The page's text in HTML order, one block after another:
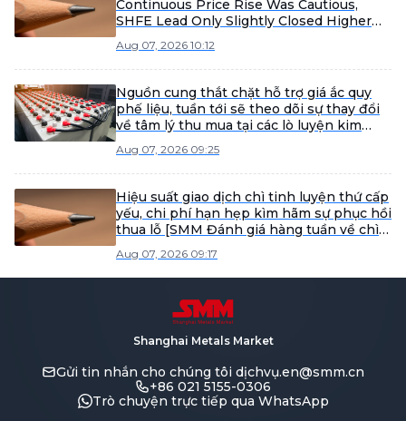
Continuous Price Rise Was Cautious,
SHFE Lead Only Slightly Closed Higher
Aug 07, 2026 10:12
Nguồn cung thắt chặt hỗ trợ giá ắc quy
phế liệu, tuần tới sẽ theo dõi sự thay đổi
về tâm lý thu mua tại các lò luyện kim
Aug 07, 2026 09:25
Hiệu suất giao dịch chì tinh luyện thứ cấp
yếu, chi phí hạn hẹp kìm hãm sự phục hồi
thua lỗ [SMM Đánh giá hàng tuần về chì
Aug 07, 2026 09:17
Shanghai Metals Market
Gửi tin nhắn cho chúng tôi dịchvụ.en@smm.cn
+86 021 5155-0306
Trò chuyện trực tiếp qua WhatsApp